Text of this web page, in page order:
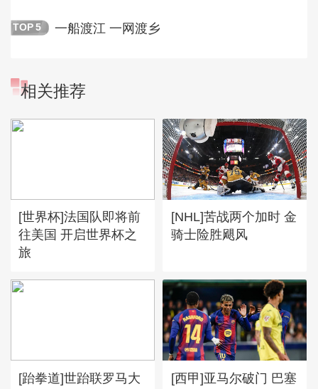
TOP 5 一船渡江 一网渡乡
相关推荐
[世界杯]法国队即将前
往美国 开启世界杯之
旅
[NHL]苦战两个加时 金
骑士险胜飓风
[跆拳道]世跆联罗马大
[西甲]亚马尔破门 巴塞